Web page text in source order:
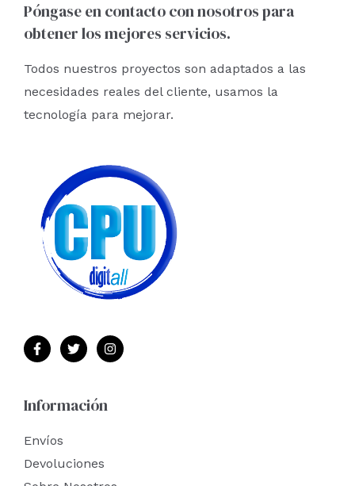
Póngase en contacto con nosotros para
obtener los mejores servicios.
Todos nuestros proyectos son adaptados a las
necesidades reales del cliente, usamos la
tecnología para mejorar.
Información
Envíos
Devoluciones